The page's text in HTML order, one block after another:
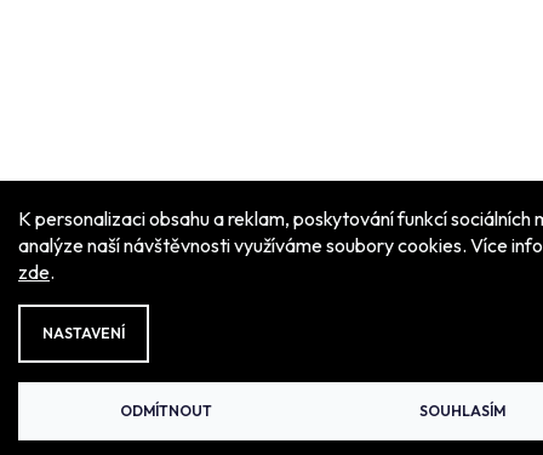
K personalizaci obsahu a reklam, poskytování funkcí sociálních
analýze naší návštěvnosti využíváme soubory cookies. Více
zde.
NASTAVENÍ
ODMÍTNOUT SOUHLASÍM